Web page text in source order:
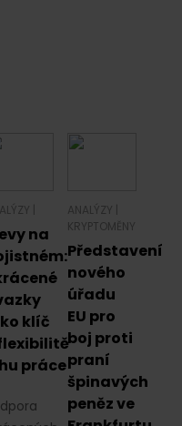
na
klíč
práce
ANALÝZY
KRYPTOMĚNY
Představení
nového
úřadu
EU pro
boj proti
praní
špinavých
peněz ve